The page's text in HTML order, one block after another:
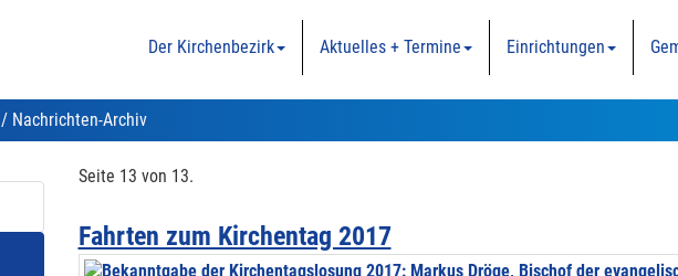
Der Kirchenbezirk Aktuelles + Termine Einrichtungen
/ Nachrichten-Archiv
Seite 13 von 13.
Fahrten zum Kirchentag 2017